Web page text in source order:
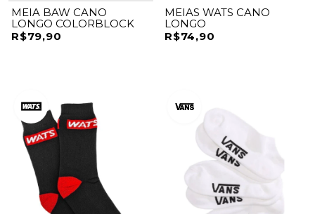
MEIA BAW CANO
LONGO COLORBLOCK
R$79,90
MEIAS WATS CANO
LONGO
R$74,90